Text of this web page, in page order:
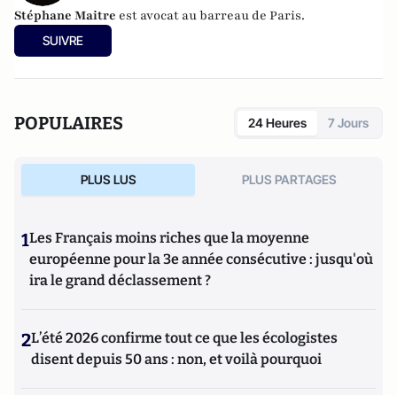
Stéphane Maitre est avocat au barreau de Paris.
SUIVRE
POPULAIRES 24 Heures 7 Jours
PLUS LUS PLUS PARTAGES
1Les Français moins riches que la moyenne
européenne pour la 3e année consécutive : jusqu'où
ira le grand déclassement ?
2L’été 2026 confirme tout ce que les écologistes
disent depuis 50 ans : non, et voilà pourquoi